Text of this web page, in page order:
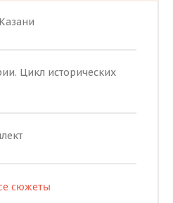
Цикл исторических
сюжеты